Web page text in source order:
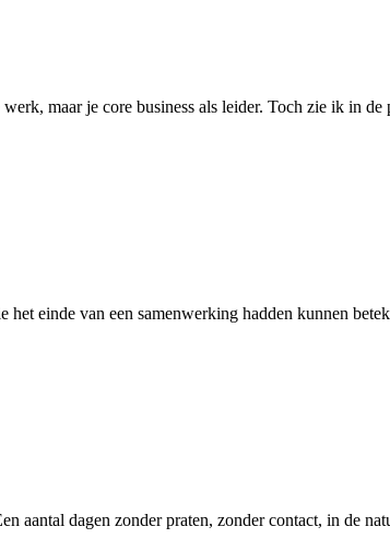
maar je core business als leider. Toch zie ik in
einde van een samenwerking hadden kunnen
aantal dagen zonder praten, zonder contact, in de